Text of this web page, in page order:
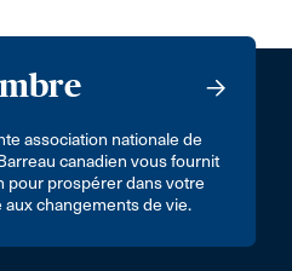
association nationale de
canadien vous fournit
pour prospérer dans votre
changements de vie.